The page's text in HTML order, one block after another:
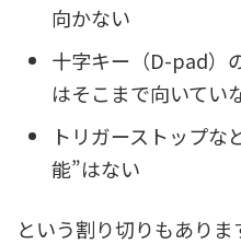
向かない
十字キー（D-pad）
はそこまで向いてい
トリガーストップな
能”はない
という割り切りもありま